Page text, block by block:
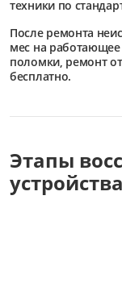
техники по
После ремонта
мес на работающее
поломки, ремонт
бесплатно.
Этапы
устройства